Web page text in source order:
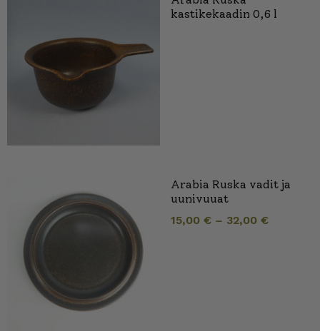
kastikekaadin 0,6 l
Arabia Ruska vadit ja
uunivuuat
15,00 € – 32,00 €